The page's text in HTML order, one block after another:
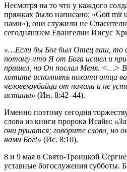
Несмотря на то что у каждого
пряжках было написано: «Gott mit
нами»), они служили не
сегодняшнем Евангелии Иисус
«…Если бы Бог был Отец ваш, то
потому что Я от Бога исшел и
пришел, но Он послал Меня. <…>
хотите исполнять похоти отца
человекоубийца от начала и не
истины» (Ин. 8:42–44).
Именно поэтому сегодня
слова из книги пророка Исайи:
они рушатся; говорите слово, но
нами Бог!» (Ис. 8:10).
8 и 9 мая в Свято-Троицкой
уставные богослужения субботы.